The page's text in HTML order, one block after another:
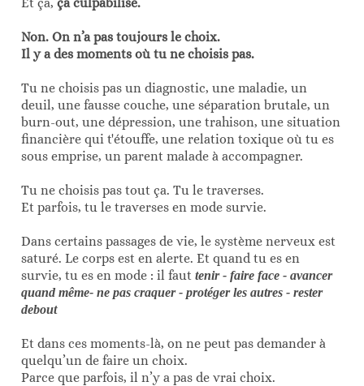
Non. On n’a pas toujours le choix.
Il y a des moments où tu ne choisis pas.
Tu ne choisis pas un diagnostic, une maladie, un
deuil, une fausse couche, une séparation brutale, un
burn-out, une dépression, une trahison, une situation
financière qui t'étouffe, une relation toxique où tu es
sous emprise, un parent malade à accompagner.
Tu ne choisis pas tout ça. Tu le traverses.
Et parfois, tu le traverses en mode survie.
Dans certains passages de vie, le système nerveux est
saturé. Le corps est en alerte. Et quand tu es en
survie, tu es en mode : il faut tenir - faire face - avancer
quand même- ne pas craquer - protéger les autres - rester
debout
Et dans ces moments-là, on ne peut pas demander à
quelqu’un de faire un choix.
Parce que parfois, il n’y a pas de vrai choix.